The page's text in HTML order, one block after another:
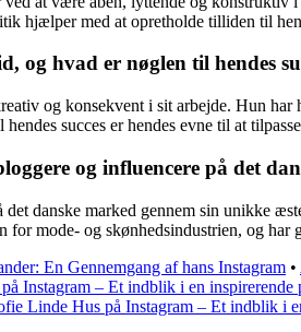
hjælper med at opretholde tilliden til
hvad er nøglen til hendes
og konsekvent i sit arbejde. Hun
succes er hendes evne til at
og influencere på det
danske marked gennem sin unikke
mode- og skønhedsindustrien, og har
En Gennemgang af hans Instagram •
Instagram – Et indblik i en inspirerende
Linde Hus på Instagram – Et indblik i